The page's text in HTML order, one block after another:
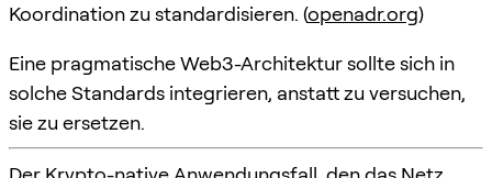
Koordination zu standardisieren. (openadr.org)
Eine pragmatische Web3-Architektur sollte sich in
solche Standards integrieren, anstatt zu versuchen,
sie zu ersetzen.